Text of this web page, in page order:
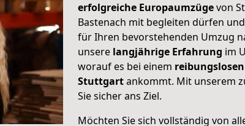
erfolgreiche Europaumzügevon
Bastenach mit begleiten dürfen
für Ihren bevorstehenden Umzug
unsere langjährige Erfahrung im
worauf es bei einem
Stuttgartankommt. Mit unserem
Sie sicher ans Ziel.
Möchten Sie sich vollständig von